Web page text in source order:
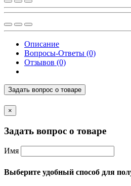
Описание
Вопросы-Ответы (0)
Отзывов (0)
Задать вопрос о товаре
×
Задать вопрос о товаре
Имя
Выберите удобный способ для